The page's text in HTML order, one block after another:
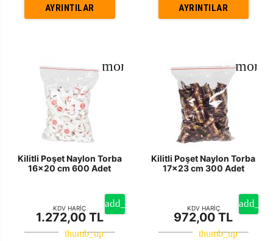
AYRINTILAR AYRINTILAR
Kilitli Poşet Naylon Torba
16x20 cm 600 Adet
KDV HARİÇ
1.272,00 TL
Kilitli Poşet Naylon Torba
17x23 cm 300 Adet
KDV HARİÇ
972,00 TL